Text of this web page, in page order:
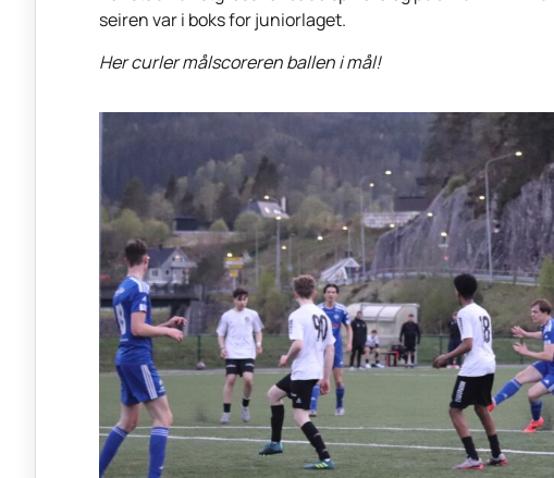
seiren var i boks for juniorlaget.
Her curler målscoreren ballen i mål!